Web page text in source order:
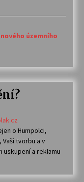
územního
o Humpolci,
tvorbu a v
a reklamu